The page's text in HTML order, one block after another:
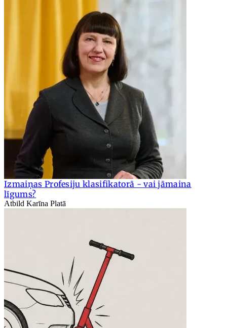
Izmaiņas Profesiju klasifikatorā - vai jāmaina
līgums?
Atbild Karīna Platā